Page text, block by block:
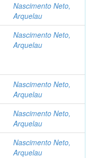
Nascimento Neto,
Arquelau
Nascimento Neto,
Arquelau
Nascimento Neto,
Arquelau
Nascimento Neto,
Arquelau
Nascimento Neto,
Arquelau